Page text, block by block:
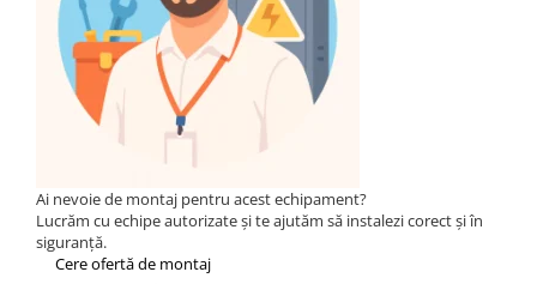
Accesorii Fronius
Invertoare Hibride Fronius
Invertoare On-Grid Fronius
Statii de reincarcare Fronius
HUAWEI
SMA
Solis
Ai nevoie de montaj pentru acest echipament?
Lucrăm cu echipe autorizate și te ajutăm să instalezi corect și în
siguranță.
Cere ofertă de montaj